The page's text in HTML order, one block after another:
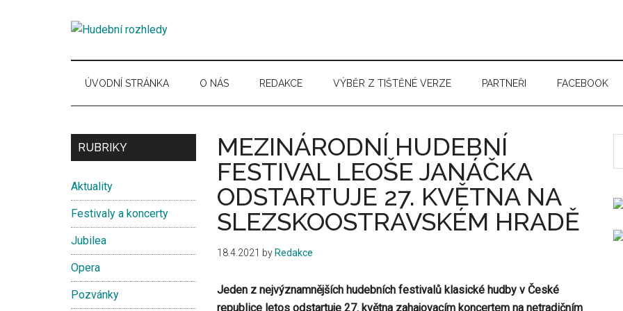
Hudební
rozhledy
pro
hudební
ÚVODNÍ STRÁNKA O NÁS REDAKCE VÝBĚR Z TIŠTĚNÉ VERZE PARTNEŘI FACEBOOK
MEZINÁRODNÍ HUDEBNÍ
FESTIVAL LEOŠE JANÁČKA
ODSTARTUJE 27. KVĚTNA NA
SLEZSKOOSTRAVSKÉM HRADĚ
18.4.2021 by Redakce
Jeden z nejvýznamnějších hudebních festivalů klasické hudby v České
republice letos odstartuje 27. května zahajovacím koncertem na netradičním
...
Secondary
RUBRIKY
Aktuality
Festivaly a koncerty
Jubilea
Opera
Pozvánky